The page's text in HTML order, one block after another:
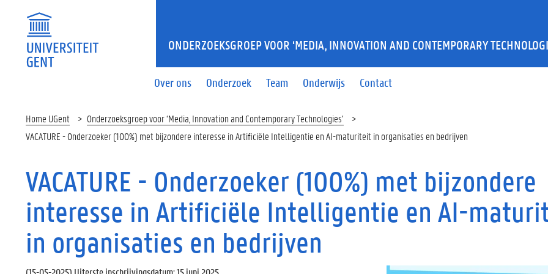
Over ons Onderzoek Team Onderwijs Contact
ONDERZOEKSGROEP VOOR ‘MEDIA, INNOVATION AND CONTEMPORARY
Home UGent
Onderzoeksgroep voor ‘Media, Innovation and Contemporary Technologies’
VACATURE - Onderzoeker (100%) met bijzondere interesse in Artificiële Intelligentie en AI-maturiteit in organisaties en bedrijven
VACATURE - Onderzoeker (100%) met bijzondere
interesse in Artificiële Intelligentie en AI-
in organisaties en bedrijven